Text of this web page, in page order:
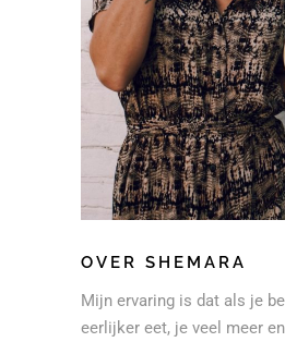
OVER SHEMARA
Mijn ervaring is dat als je
eerlijker eet, je veel meer